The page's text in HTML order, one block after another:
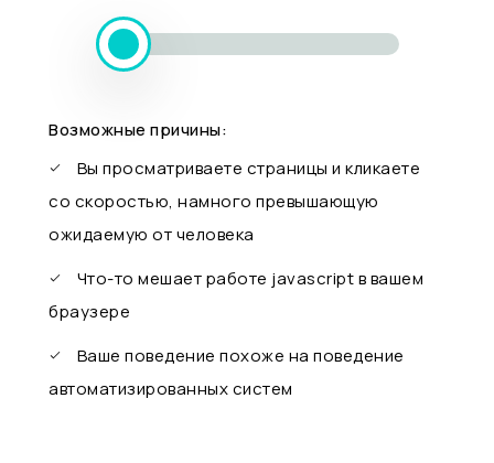
Возможные причины:
Вы просматриваете страницы и кликаете
со скоростью, намного превышающую
ожидаемую от человека
Что-то мешает работе javascript в вашем
браузере
Ваше поведение похоже на поведение
автоматизированных систем